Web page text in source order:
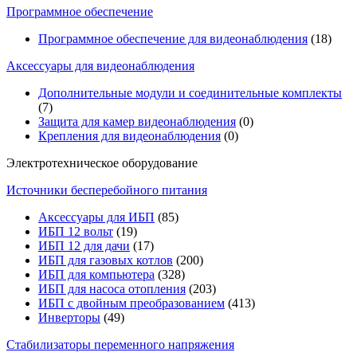
Программное обеспечение
Программное обеспечение для видеонаблюдения (18)
Аксессуары для видеонаблюдения
Дополнительные модули и соединительные комплекты
(7)
Защита для камер видеонаблюдения (0)
Крепления для видеонаблюдения (0)
Электротехническое оборудование
Источники бесперебойного питания
Аксессуары для ИБП (85)
ИБП 12 вольт (19)
ИБП 12 для дачи (17)
ИБП для газовых котлов (200)
ИБП для компьютера (328)
ИБП для насоса отопления (203)
ИБП с двойным преобразованием (413)
Инверторы (49)
Стабилизаторы переменного напряжения